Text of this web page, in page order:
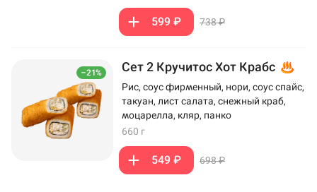
599 ₽ 738 ₽
–21% Сет 2 Кручитос Хот Крабс
Рис, соус фирменный, нори, соус спайс,
такуан, лист салата, снежный краб,
моцарелла, кляр, панко
660 г
549 ₽ 698 ₽